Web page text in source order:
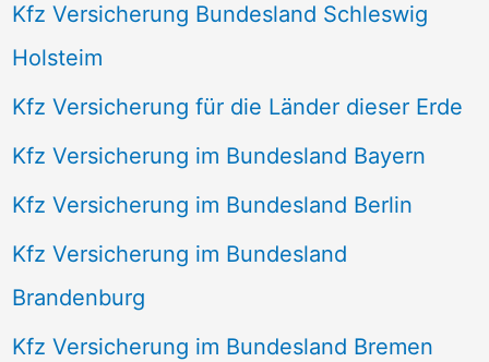
Kfz Versicherung Bundesland Schleswig
Holsteim
Kfz Versicherung für die Länder dieser Erde
Kfz Versicherung im Bundesland Bayern
Kfz Versicherung im Bundesland Berlin
Kfz Versicherung im Bundesland
Brandenburg
Kfz Versicherung im Bundesland Bremen